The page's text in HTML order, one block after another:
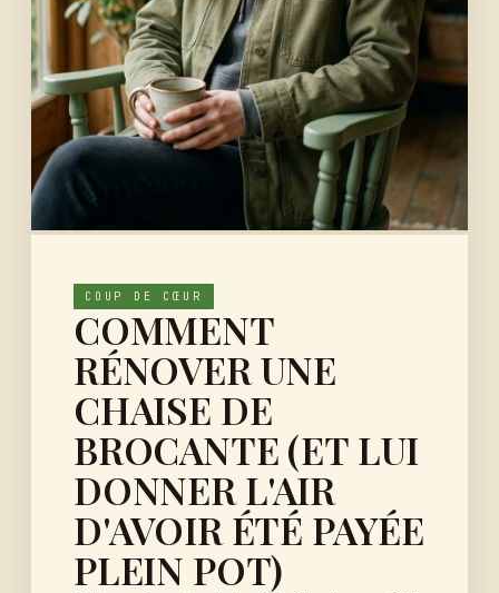
COUP DE CŒUR
COMMENT
RÉNOVER UNE
CHAISE DE
BROCANTE (ET LUI
DONNER L'AIR
D'AVOIR ÉTÉ PAYÉE
PLEIN POT)